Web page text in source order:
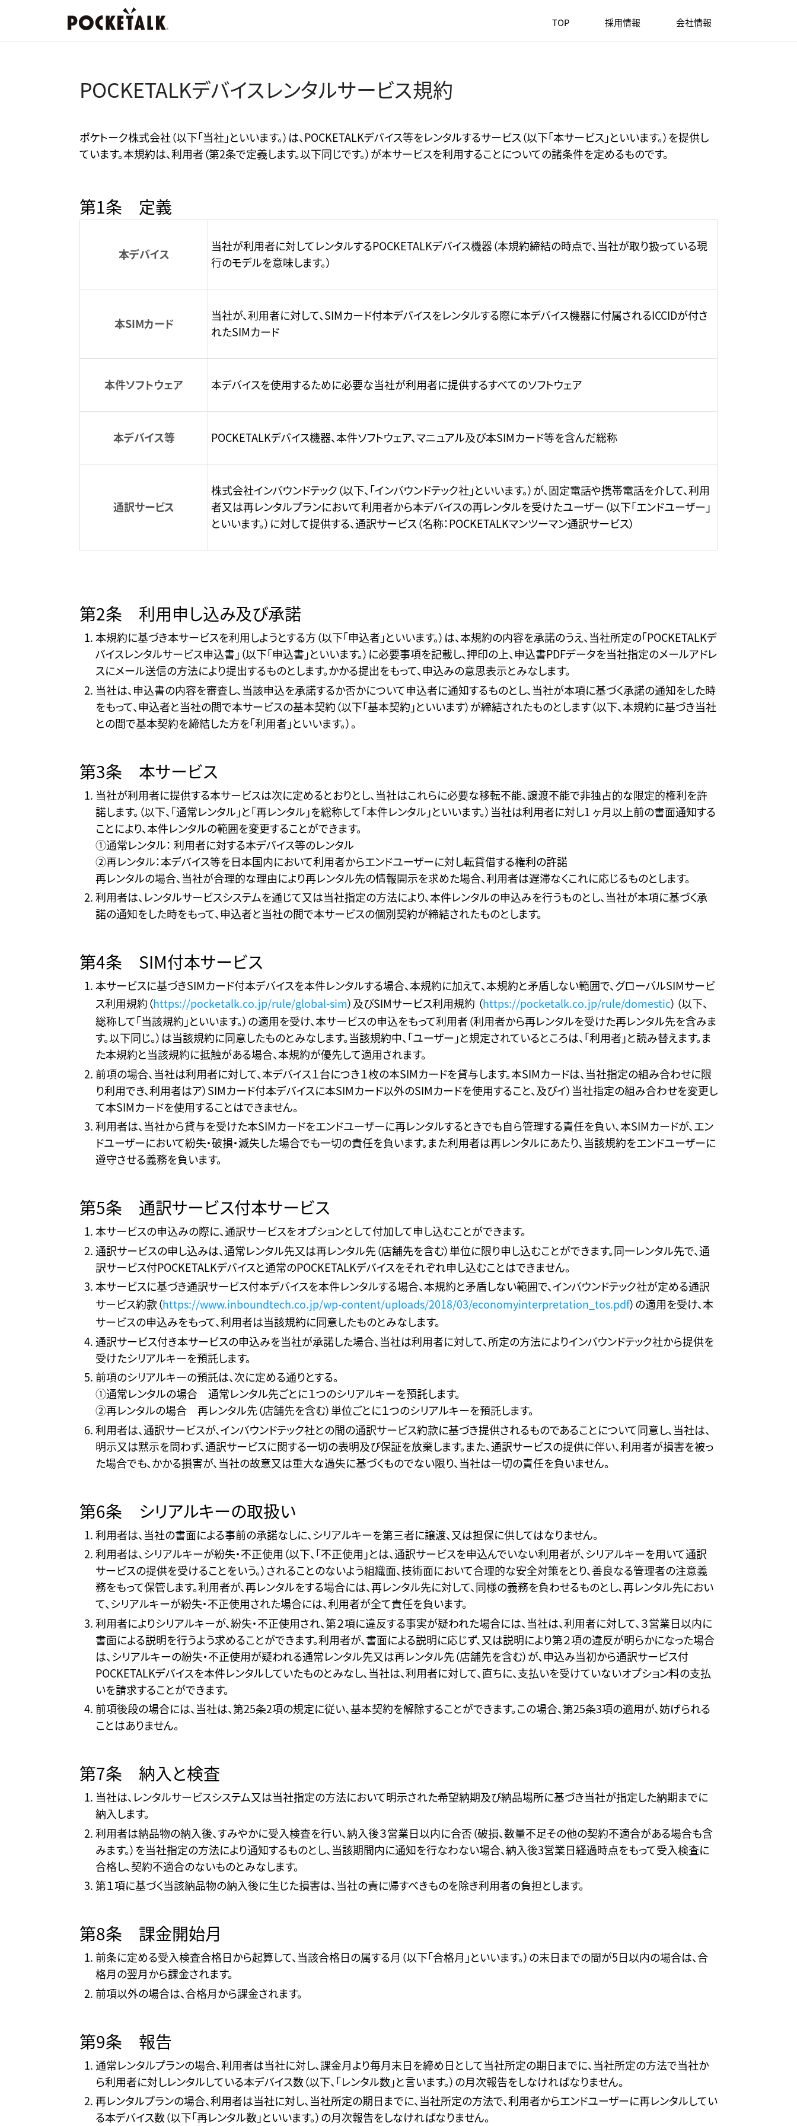
TOP 採用情報 会社情報
POCKETALKデバイスレンタルサービス規約
ポケトーク株式会社（以下「当社」といいます。）は、POCKETALKデバイス等をレンタルするサービス（以下「本サービス」といいます。）を提供し
ています。本規約は、利用者（第2条で定義します。以下同じです。）が本サービスを利用することについての諸条件を定めるものです。
第1条 定義
本デバイス
当社が利用者に対してレンタルするPOCKETALKデバイス機器（本規約締結の時点で、当社が取り扱っている現
行のモデルを意味します。）
本SIMカード
当社が、利用者に対して、SIMカード付本デバイスをレンタルする際に本デバイス機器に付属されるICCIDが付さ
れたSIMカード
本件ソフトウェア 本デバイスを使用するために必要な当社が利用者に提供するすべてのソフトウェア
本デバイス等 POCKETALKデバイス機器、本件ソフトウェア、マニュアル及び本SIMカード等を含んだ総称
通訳サービス
株式会社インバウンドテック（以下、「インバウンドテック社」といいます。）が、固定電話や携帯電話を介して、利用
者又は再レンタルプランにおいて利用者から本デバイスの再レンタルを受けたユーザー（以下「エンドユーザー」
といいます。）に対して提供する、通訳サービス（名称：POCKETALKマンツーマン通訳サービス）
第2条 利用申し込み及び承諾
本規約に基づき本サービスを利用しようとする方（以下「申込者」といいます。）は、本規約の内容を承諾のうえ、当社所定の「POCKETALKデ
バイスレンタルサービス申込書」（以下「申込書」といいます。）に必要事項を記載し、押印の上、申込書PDFデータを当社指定のメールアドレ
スにメール送信の方法により提出するものとします。かかる提出をもって、申込みの意思表示とみなします。
当社は、申込書の内容を審査し、当該申込を承諾するか否かについて申込者に通知するものとし、当社が本項に基づく承諾の通知をした時
をもって、申込者と当社の間で本サービスの基本契約（以下「基本契約」といいます）が締結されたものとします（以下、本規約に基づき当社
との間で基本契約を締結した方を「利用者」といいます。）。
第3条 本サービス
当社が利用者に提供する本サービスは次に定めるとおりとし、当社はこれらに必要な移転不能、譲渡不能で非独占的な限定的権利を許
諾します。（以下、「通常レンタル」と「再レンタル」を総称して「本件レンタル」といいます。）当社は利用者に対し1 ヶ月以上前の書面通知する
ことにより、本件レンタルの範囲を変更することができます。
①通常レンタル： 利用者に対する本デバイス等のレンタル
②再レンタル：本デバイス等を日本国内において利用者からエンドユーザーに対し転貸借する権利の許諾
再レンタルの場合、当社が合理的な理由により再レンタル先の情報開示を求めた場合、利用者は遅滞なくこれに応じるものとします。
利用者は、レンタルサービスシステムを通じて又は当社指定の方法により、本件レンタルの申込みを行うものとし、当社が本項に基づく承
諾の通知をした時をもって、申込者と当社の間で本サービスの個別契約が締結されたものとします。
第4条 SIM付本サービス
本サービスに基づきSIMカード付本デバイスを本件レンタルする場合、本規約に加えて、本規約と矛盾しない範囲で、グローバルSIMサービ
ス利用規約（https://pocketalk.co.jp/rule/global-sim）及びSIMサービス利用規約 （https://pocketalk.co.jp/rule/domestic）（以下、
総称して「当該規約」といいます。）の適用を受け、本サービスの申込をもって利用者（利用者から再レンタルを受けた再レンタル先を含みま
す。以下同じ。）は当該規約に同意したものとみなします。当該規約中、「ユーザー」と規定されているところは、「利用者」と読み替えます。ま
た本規約と当該規約に抵触がある場合、本規約が優先して適用されます。
前項の場合、当社は利用者に対して、本デバイス１台につき１枚の本SIMカードを貸与します。本SIMカードは、当社指定の組み合わせに限
り利用でき、利用者はア）SIMカード付本デバイスに本SIMカード以外のSIMカードを使用すること、及びイ）当社指定の組み合わせを変更し
て本SIMカードを使用することはできません。
利用者は、当社から貸与を受けた本SIMカードをエンドユーザーに再レンタルするときでも自ら管理する責任を負い、本SIMカードが、エン
ドユーザーにおいて紛失・破損・滅失した場合でも一切の責任を負います。また利用者は再レンタルにあたり、当該規約をエンドユーザーに
遵守させる義務を負います。
第5条 通訳サービス付本サービス
本サービスの申込みの際に、通訳サービスをオプションとして付加して申し込むことができます。
通訳サービスの申し込みは、通常レンタル先又は再レンタル先（店舗先を含む）単位に限り申し込むことができます。同一レンタル先で、通
訳サービス付POCKETALKデバイスと通常のPOCKETALKデバイスをそれぞれ申し込むことはできません。
本サービスに基づき通訳サービス付本デバイスを本件レンタルする場合、本規約と矛盾しない範囲で、インバウンドテック社が定める通訳
サービス約款（https://www.inboundtech.co.jp/wp-content/uploads/2018/03/economyinterpretation_tos.pdf）の適用を受け、本
サービスの申込みをもって、利用者は当該規約に同意したものとみなします。
通訳サービス付き本サービスの申込みを当社が承諾した場合、当社は利用者に対して、所定の方法によりインバウンドテック社から提供を
受けたシリアルキーを預託します。
前項のシリアルキーの預託は、次に定める通りとする。
①通常レンタルの場合 通常レンタル先ごとに１つのシリアルキーを預託します。
②再レンタルの場合 再レンタル先（店舗先を含む）単位ごとに１つのシリアルキーを預託します。
利用者は、通訳サービスが、インバウンドテック社との間の通訳サービス約款に基づき提供されるものであることについて同意し、当社は、
明示又は黙示を問わず、通訳サービスに関する一切の表明及び保証を放棄します。また、通訳サービスの提供に伴い、利用者が損害を被っ
た場合でも、かかる損害が、当社の故意又は重大な過失に基づくものでない限り、当社は一切の責任を負いません。
第6条 シリアルキーの取扱い
利用者は、当社の書面による事前の承諾なしに、シリアルキーを第三者に譲渡、又は担保に供してはなりません。
利用者は、シリアルキーが紛失・不正使用（以下、「不正使用」とは、通訳サービスを申込んでいない利用者が、シリアルキーを用いて通訳
サービスの提供を受けることをいう。）されることのないよう組織面、技術面において合理的な安全対策をとり、善良なる管理者の注意義
務をもって保管します。利用者が、再レンタルをする場合には、再レンタル先に対して、同様の義務を負わせるものとし、再レンタル先におい
て、シリアルキーが紛失・不正使用された場合には、利用者が全て責任を負います。
利用者によりシリアルキーが、紛失・不正使用され、第２項に違反する事実が疑われた場合には、当社は、利用者に対して、３営業日以内に
書面による説明を行うよう求めることができます。利用者が、書面による説明に応じず、又は説明により第２項の違反が明らかになった場合
は、シリアルキーの紛失・不正使用が疑われる通常レンタル先又は再レンタル先（店舗先を含む）が、申込み当初から通訳サービス付
POCKETALKデバイスを本件レンタルしていたものとみなし、当社は、利用者に対して、直ちに、支払いを受けていないオプション料の支払
いを請求することができます。
前項後段の場合には、当社は、第25条2項の規定に従い、基本契約を解除することができます。この場合、第25条3項の適用が、妨げられる
ことはありません。
第7条 納入と検査
当社は、レンタルサービスシステム又は当社指定の方法において明示された希望納期及び納品場所に基づき当社が指定した納期までに
納入します。
利用者は納品物の納入後、すみやかに受入検査を行い、納入後３営業日以内に合否（破損、数量不足その他の契約不適合がある場合も含
みます。）を当社指定の方法により通知するものとし、当該期間内に通知を行なわない場合、納入後3営業日経過時点をもって受入検査に
合格し、契約不適合のないものとみなします。
第１項に基づく当該納品物の納入後に生じた損害は、当社の責に帰すべきものを除き利用者の負担とします。
第8条 課金開始月
前条に定める受入検査合格日から起算して、当該合格日の属する月（以下「合格月」といいます。）の末日までの間が5日以内の場合は、合
格月の翌月から課金されます。
前項以外の場合は、合格月から課金されます。
第9条 報告
通常レンタルプランの場合、利用者は当社に対し、課金月より毎月末日を締め日として当社所定の期日までに、当社所定の方法で当社か
ら利用者に対しレンタルしている本デバイス数（以下、「レンタル数」と言います。）の月次報告をしなければなりません。
再レンタルプランの場合、利用者は当社に対し、当社所定の期日までに、当社所定の方法で、利用者からエンドユーザーに再レンタルしてい
る本デバイス数（以下「再レンタル数」といいます。）の月次報告をしなければなりません。